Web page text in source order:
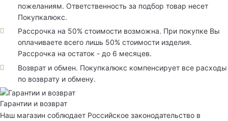
пожеланиям. Ответственность за подбор товар несет
Покупкалюкс.
Рассрочка на 50% стоимости возможна. При покупке Вы
оплачиваете всего лишь 50% стоимости изделия.
Рассрочка на остаток - до 6 месяцев.
Возврат и обмен. Покупкалюкс компенсирует все расходы
по возврату и обмену.
Гарантии и возврат
Наш магазин соблюдает Российское законодательство в